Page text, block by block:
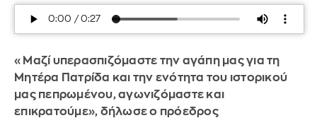
«Μαζί υπερασπιζόμαστε την αγάπη μας για τη
Μητέρα Πατρίδα και την ενότητα του ιστορικού
μας πεπρωμένου, αγωνιζόμαστε και
επικρατούμε», δήλωσε ο πρόεδρος